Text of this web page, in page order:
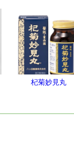
杞菊妙見丸